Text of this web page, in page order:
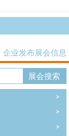
企业发布展会信息